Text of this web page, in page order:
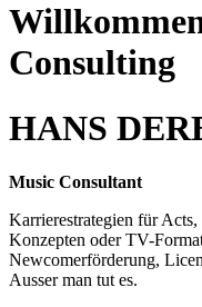
Consulting
HANS
Music Consultant
Karrierestrategien für
Konzepten oder TV-
Newcomerförderung,
Ausser man tut es.